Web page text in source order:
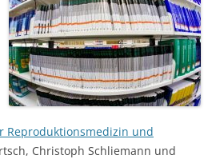
Reproduktionsmedizin und
Christoph Schliemann und